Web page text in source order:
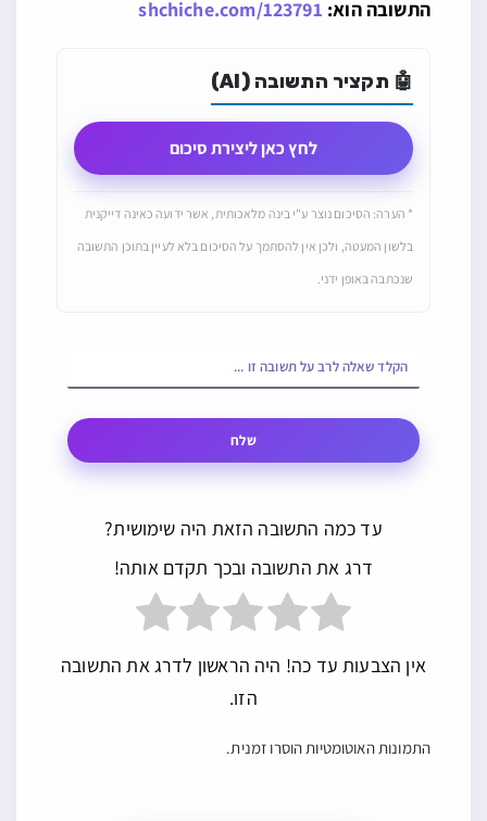
התשובה הוא: shchiche.com/123791
🤖 תקציר התשובה (AI)
לחץ כאן ליצירת סיכום
* הערה: הסיכום נוצר ע"י בינה מלאכותית, אשר ידועה כאינה דייקנית
בלשון המעטה, ולכן אין להסתמך על הסיכום בלא לעיין בתוכן התשובה
שנכתבה באופן ידני.
שלח
עד כמה התשובה הזאת היה שימושית?
דרג את התשובה ובכך תקדם אותה!
אין הצבעות עד כה! היה הראשון לדרג את התשובה
הזו.
התמונות האוטומטיות הוסרו זמנית.